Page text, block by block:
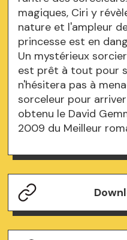
magiques, Ciri y
nature et l'ampleur
princesse est en
Un mystérieux
est prêt à tout pour
n'hésitera pas à
sorceleur pour
obtenu le David
2009 du Meilleur